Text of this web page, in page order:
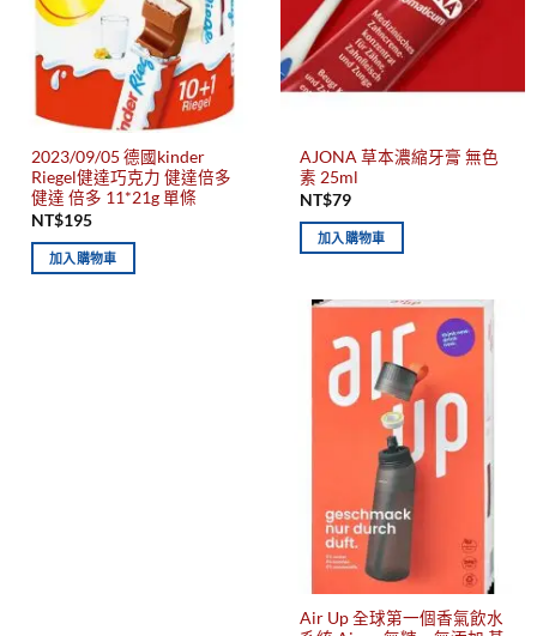
2023/09/05 德國kinder
Riegel健達巧克力 健達倍多
健達 倍多 11*21g 單條
NT$195
加入購物車
AJONA 草本濃縮牙膏 無色
素 25ml
NT$79
加入購物車
Air Up 全球第一個香氣飲水